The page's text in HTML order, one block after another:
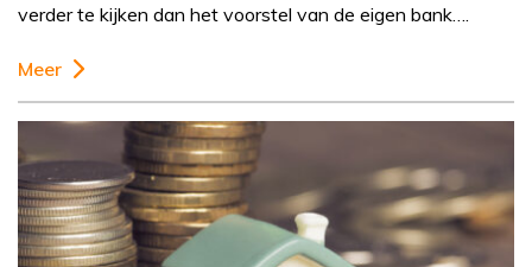
verder te kijken dan het voorstel van de eigen bank….
Meer